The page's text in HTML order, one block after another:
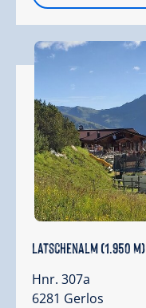
Latschenalm (1.950 m)
Hnr. 307a
6281 Gerlos